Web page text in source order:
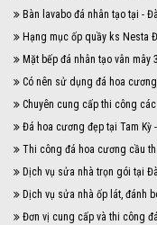
MARBLE NĂM 2024
Bàn lavabo đá nhân tạo tại -
Hạng mục ốp quầy ks Nesta
Mặt bếp đá nhân tạo vân mây
Có nên sử dụng đá hoa
Chuyên cung cấp thi công
Đá hoa cương đẹp tại Tam Kỳ
Thi công đá hoa cương cầu
Dịch vụ sửa nhà trọn gói tại
Dịch vụ sửa nhà ốp lát, đánh
Đơn vị cung cấp và thi công